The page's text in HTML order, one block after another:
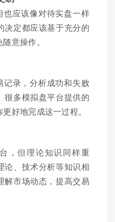
也应该像对待实盘一样
决定都应该基于充分的
意操作。
记录，分析成功和失败
很多模拟盘平台提供的
好地完成这一过程。
，但理论知识同样重
论、技术分析等知识相
解市场动态，提高交易